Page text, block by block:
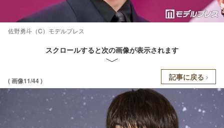
佐野勇斗（C）モデルプレス
スクロールすると次の画像が表示されます
( 画像11/44 ) 記事に戻る